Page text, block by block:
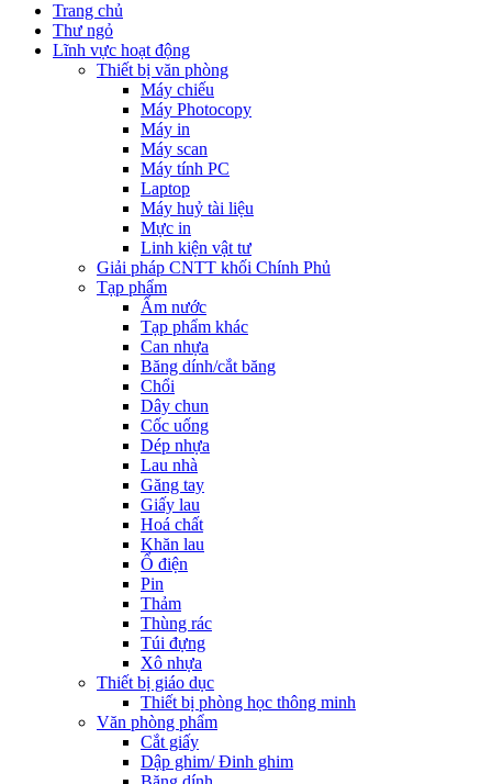
Trang chủ
Thư ngỏ
Lĩnh vực hoạt động
Thiết bị văn phòng
Máy chiếu
Máy Photocopy
Máy in
Máy scan
Máy tính PC
Laptop
Máy huỷ tài liệu
Mực in
Linh kiện vật tư
Giải pháp CNTT khối Chính Phủ
Tạp phẩm
Ấm nước
Tạp phẩm khác
Can nhựa
Băng dính/cắt băng
Chổi
Dây chun
Cốc uống
Dép nhựa
Lau nhà
Găng tay
Giấy lau
Hoá chất
Khăn lau
Ổ điện
Pin
Thảm
Thùng rác
Túi đựng
Xô nhựa
Thiết bị giáo dục
Thiết bị phòng học thông minh
Văn phòng phẩm
Cắt giấy
Dập ghim/ Đinh ghim